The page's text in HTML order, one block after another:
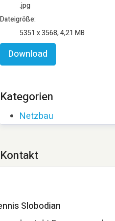
.jpg
Dateigröße:
5351 x 3568, 4,21 MB
Download
Kategorien
Netzbau
Kontakt
Slobodian